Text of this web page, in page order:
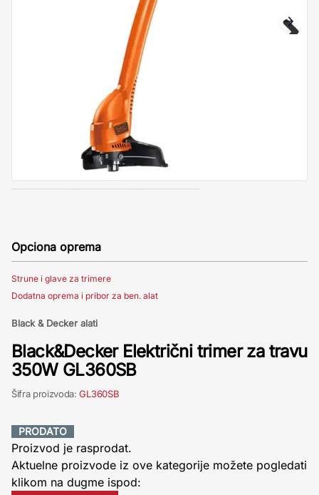
Opciona oprema
Strune i glave za trimere
Dodatna oprema i pribor za ben. alat
Black & Decker alati
Black&Decker Električni trimer za travu
350W GL360SB
Šifra proizvoda:GL360SB
PRODATO
Proizvod je rasprodat.
Aktuelne proizvode iz ove kategorije možete pogledati
klikom na dugme ispod: